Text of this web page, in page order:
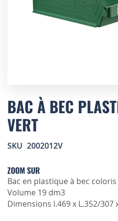
to
the
beginning
of
images
BAC À BEC
VERT
SKU 2002012V
ZOOM SUR
Bac en plastique à bec
Volume 19 dm3
Dimensions l.469 x L.352/307